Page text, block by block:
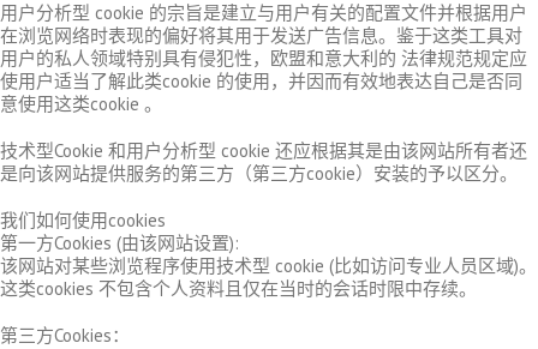
用户分析型 cookie 的宗旨是建立与用户有关的配置文件并根据用户
在浏览网络时表现的偏好将其用于发送广告信息。鉴于这类工具对
用户的私人领域特别具有侵犯性，欧盟和意大利的 法律规范规定应
使用户适当了解此类cookie 的使用，并因而有效地表达自己是否同
意使用这类cookie 。
技术型Cookie 和用户分析型 cookie 还应根据其是由该网站所有者还
是向该网站提供服务的第三方（第三方cookie）安装的予以区分。
我们如何使用cookies
第一方Cookies (由该网站设置):
该网站对某些浏览程序使用技术型 cookie (比如访问专业人员区域)。
这类cookies 不包含个人资料且仅在当时的会话时限中存续。
第三方Cookies：